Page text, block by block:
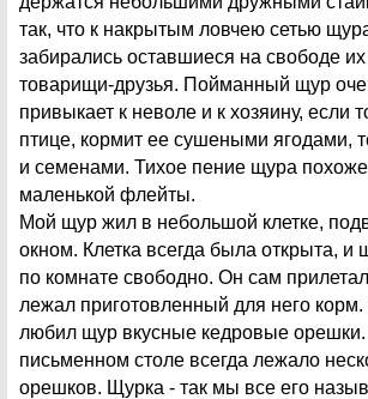
так, что к накрытым ловчею сетью
забирались оставшиеся на свободе
товарищи-друзья. Пойманный щур
привыкает к неволе и к хозяину, если
птице, кормит ее сушеными ягодами,
и семенами. Тихое пение щура похоже
маленькой флейты.
Мой щур жил в небольшой клетке,
окном. Клетка всегда была открыта, и
по комнате свободно. Он сам прилетал
лежал приготовленный для него
любил щур вкусные кедровые
письменном столе всегда лежало
орешков. Щурка - так мы все его